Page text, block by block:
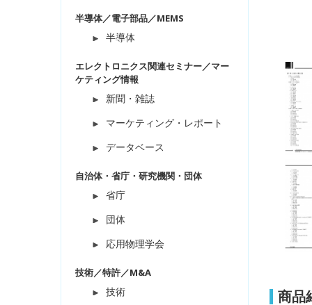
半導体／電子部品／MEMS
半導体
エレクトロニクス関連セミナー／マー
ケティング情報
新聞・雑誌
マーケティング・レポート
データベース
自治体・省庁・研究機関・団体
省庁
団体
応用物理学会
技術／特許／M&A
技術 商品